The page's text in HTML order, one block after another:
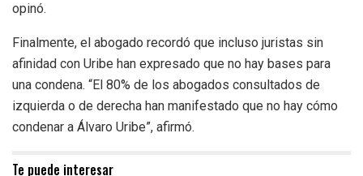
opinó.
Finalmente, el abogado recordó que incluso juristas sin
afinidad con Uribe han expresado que no hay bases para
una condena. “El 80% de los abogados consultados de
izquierda o de derecha han manifestado que no hay cómo
condenar a Álvaro Uribe”, afirmó.
Te puede interesar